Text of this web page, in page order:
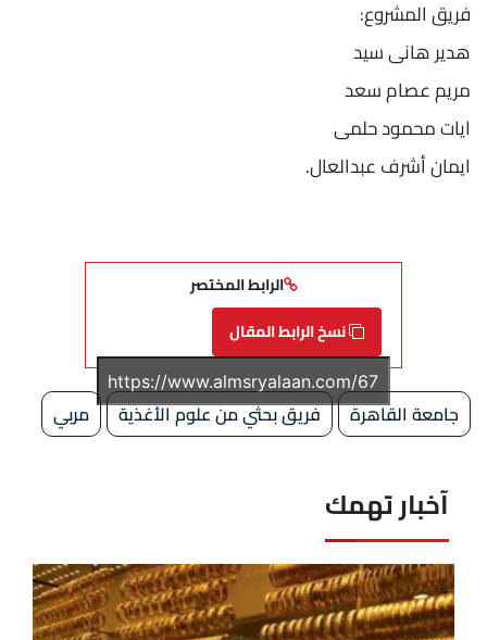
فريق المشروع:
هدير هانى سيد
مريم عصام سعد
ايات محمود حلمى
ايمان أشرف عبدالعال.
الرابط المختصر
نسخ الرابط المقال
جامعة القاهرة فريق بحثي من علوم الأغذية مربي
آخبار تهمك